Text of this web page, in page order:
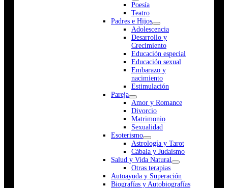
Poesía
Teatro
Padres e Hijos
Adolescencia
Desarrollo y
Crecimiento
Educación especial
Educación sexual
Embarazo y
nacimiento
Estimulación
Pareja
Amor y Romance
Divorcio
Matrimonio
Sexualidad
Esoterismo
Astrología y Tarot
Cábala y Judaismo
Salud y Vida Natural
Otras terapias
Autoayuda y Superación
Biografías y Autobiografías